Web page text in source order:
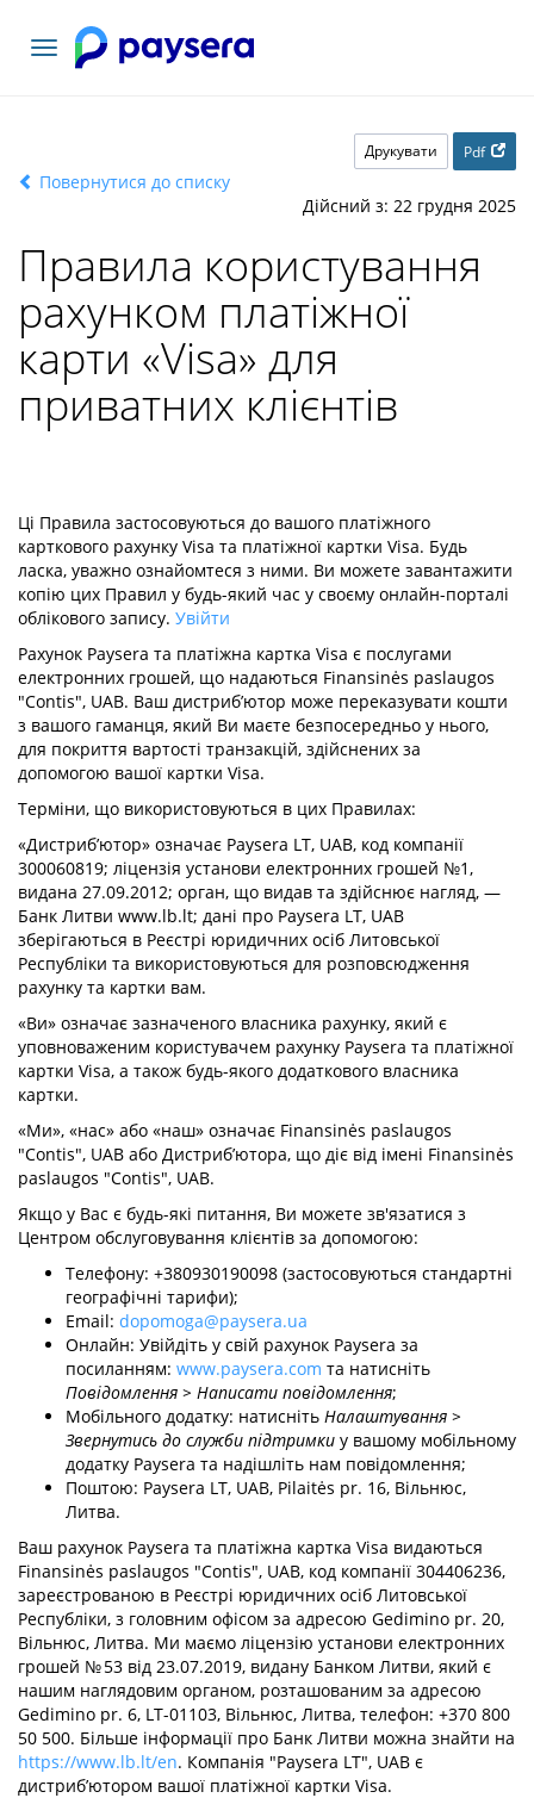
Переключити
навігацію
Друкувати Pdf
Повернутися до списку
Дійсний з: 22 грудня 2025
Правила користування
рахунком платіжної
карти «Visa» для
приватних клієнтів
Ці Правила застосовуються до вашого платіжного
карткового рахунку Visa та платіжної картки Visa. Будь
ласка, уважно ознайомтеся з ними. Ви можете завантажити
копію цих Правил у будь-який час у своєму онлайн-порталі
облікового запису. Увійти
Рахунок Paysera та платіжна картка Visa є послугами
електронних грошей, що надаються Finansinės paslaugos
"Contis", UAB. Ваш дистриб’ютор може переказувати кошти
з вашого гаманця, який Ви маєте безпосередньо у нього,
для покриття вартості транзакцій, здійснених за
допомогою вашої картки Visa.
Терміни, що використовуються в цих Правилах:
«Дистриб’ютор» означає Paysera LT, UAB, код компанії
300060819; ліцензія установи електронних грошей №1,
видана 27.09.2012; орган, що видав та здійснює нагляд, —
Банк Литви www.lb.lt; дані про Paysera LT, UAB
зберігаються в Реєстрі юридичних осіб Литовської
Республіки та використовуються для розповсюдження
рахунку та картки вам.
«Ви» означає зазначеного власника рахунку, який є
уповноваженим користувачем рахунку Paysera та платіжної
картки Visa, а також будь-якого додаткового власника
картки.
«Ми», «нас» або «наш» означає Finansinės paslaugos
"Contis", UAB або Дистриб’ютора, що діє від імені Finansinės
paslaugos "Contis", UAB.
Якщо у Вас є будь-які питання, Ви можете зв'язатися з
Центром обслуговування клієнтів за допомогою:
Телефону: +380930190098 (застосовуються стандартні
географічні тарифи);
Email: dopomoga@paysera.ua
Онлайн: Увійдіть у свій рахунок Paysera за
посиланням: www.paysera.com та натисніть
Повідомлення > Написати повідомлення;
Мобільного додатку: натисніть Налаштування >
Звернутись до служби підтримки у вашому мобільному
додатку Paysera та надішліть нам повідомлення;
Поштою: Paysera LT, UAB, Pilaitės pr. 16, Вільнюс,
Литва.
Ваш рахунок Paysera та платіжна картка Visa видаються
Finansinės paslaugos "Contis", UAB, код компанії 304406236,
зареєстрованою в Реєстрі юридичних осіб Литовської
Республіки, з головним офісом за адресою Gedimino pr. 20,
Вільнюс, Литва. Ми маємо ліцензію установи електронних
грошей № 53 від 23.07.2019, видану Банком Литви, який є
нашим наглядовим органом, розташованим за адресою
Gedimino pr. 6, LT-01103, Вільнюс, Литва, телефон: +370 800
50 500. Більше інформації про Банк Литви можна знайти на
https://www.lb.lt/en. Компанія "Paysera LT", UAB є
дистриб’ютором вашої платіжної картки Visa.